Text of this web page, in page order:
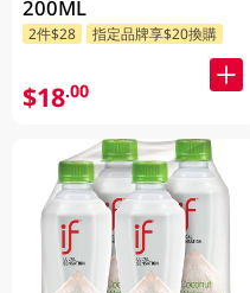
200ML
2件$28 指定品牌享$20換購
$18.00